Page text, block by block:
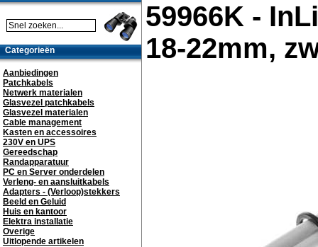
59966K -
18-22mm,
Categorieën
Aanbiedingen
Patchkabels
Netwerk materialen
Glasvezel patchkabels
Glasvezel materialen
Cable management
Kasten en accessoires
230V en UPS
Gereedschap
Randapparatuur
PC en Server onderdelen
Verleng- en aansluitkabels
Adapters - (Verloop)stekkers
Beeld en Geluid
Huis en kantoor
Elektra installatie
Overige
Uitlopende artikelen